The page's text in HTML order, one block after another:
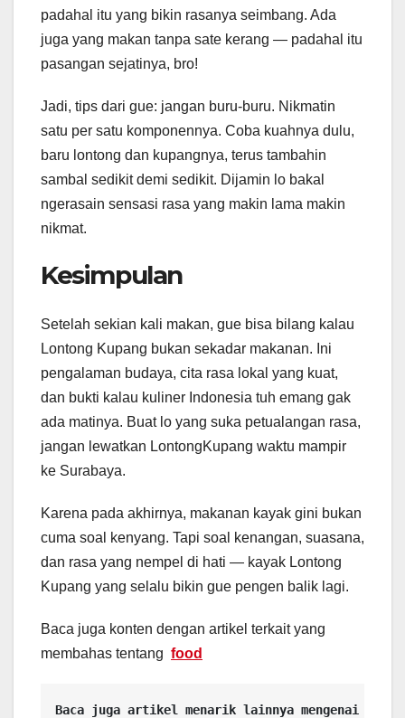
padahal itu yang bikin rasanya seimbang. Ada
juga yang makan tanpa sate kerang — padahal itu
pasangan sejatinya, bro!
Jadi, tips dari gue: jangan buru-buru. Nikmatin
satu per satu komponennya. Coba kuahnya dulu,
baru lontong dan kupangnya, terus tambahin
sambal sedikit demi sedikit. Dijamin lo bakal
ngerasain sensasi rasa yang makin lama makin
nikmat.
Kesimpulan
Setelah sekian kali makan, gue bisa bilang kalau
Lontong Kupang bukan sekadar makanan. Ini
pengalaman budaya, cita rasa lokal yang kuat,
dan bukti kalau kuliner Indonesia tuh emang gak
ada matinya. Buat lo yang suka petualangan rasa,
jangan lewatkan LontongKupang waktu mampir
ke Surabaya.
Karena pada akhirnya, makanan kayak gini bukan
cuma soal kenyang. Tapi soal kenangan, suasana,
dan rasa yang nempel di hati — kayak Lontong
Kupang yang selalu bikin gue pengen balik lagi.
Baca juga konten dengan artikel terkait yang
membahas tentang food
Baca juga artikel menarik lainnya mengenai